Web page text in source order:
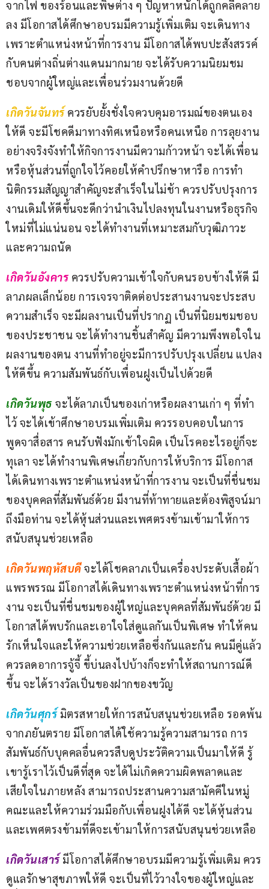
จากไฟ ของร้อนและพิษต่าง ๆ ปัญหาหนักได้ถูกคลี่คลาย
ลง มีโอกาสได้ศึกษาอบรมมีความรู้เพิ่มเติม จะเดินทาง
เพราะตำแหน่งหน้าที่การงาน มีโอกาสได้พบปะสังสรรค์
กับคนต่างถิ่นต่างแดนมากมาย จะได้รับความนิยมชม
ชอบจากผู้ใหญ่และเพื่อนร่วมงานด้วยดี
เกิดวันจันทร์ ควรยับยั้งชั่งใจควบคุมอารมณ์ของตนเอง
ให้ดี จะมีโชคดีมาทางทิศเหนือหรือคนเหนือ การลุยงาน
อย่างจริงจังทำให้กิจการงานมีความก้าวหน้า จะได้เพื่อน
หรือหุ้นส่วนที่ถูกใจไว้คอยให้คำปรึกษาหารือ การทำ
นิติกรรมสัญญาสำคัญจะสำเร็จในไม่ช้า ควรปรับปรุงการ
งานเดิมให้ดีขึ้นจะดีกว่านำเงินไปลงทุนในงานหรือธุรกิจ
ใหม่ที่ไม่แน่นอน จะได้ทำงานที่เหมาะสมกับวุฒิภาวะ
และความถนัด
เกิดวันอังคาร ควรปรับความเข้าใจกับคนรอบข้างให้ดี มี
ลาภผลเล็กน้อย การเจรจาติดต่อประสานงานจะประสบ
ความสำเร็จ จะมีผลงานเป็นที่ปรากฏ เป็นที่นิยมชมชอบ
ของประชาชน จะได้ทำงานชิ้นสำคัญ มีความพึงพอใจใน
ผลงานของตน งานที่ทำอยู่จะมีการปรับปรุงเปลี่ยน แปลง
ให้ดีขึ้น ความสัมพันธ์กับเพื่อนฝูงเป็นไปด้วยดี
เกิดวันพุธ จะได้ลาภเป็นของเก่าหรือผลงานเก่า ๆ ที่ทำ
ไว้ จะได้เข้าศึกษาอบรมเพิ่มเติม ควรรอบคอบในการ
พูดจาสื่อสาร คนรับฟังมักเข้าใจผิด เป็นโรคอะไรอยู่ก็จะ
ทุเลา จะได้ทำงานพิเศษเกี่ยวกับการให้บริการ มีโอกาส
ได้เดินทางเพราะตำแหน่งหน้าที่การงาน จะเป็นที่ชื่นชม
ของบุคคลที่สัมพันธ์ด้วย มีงานที่ท้าทายและต้องพิสูจน์มา
ถึงมือท่าน จะได้หุ้นส่วนและเพศตรงข้ามเข้ามาให้การ
สนับสนุนช่วยเหลือ
เกิดวันพฤหัสบดีจะได้โชคลาภเป็นเครื่องประดับเสื้อผ้า
แพรพรรณ มีโอกาสได้เดินทางเพราะตำแหน่งหน้าที่การ
งาน จะเป็นที่ชื่นชมของผู้ใหญ่และบุคคลที่สัมพันธ์ด้วย มี
โอกาสได้พบรักและเอาใจใส่ดูแลกันเป็นพิเศษ ทำให้คน
รักเห็นใจและให้ความช่วยเหลือซึ่งกันและกัน คนมีคู่แล้ว
ควรลดอาการจู้จี้ ขี้บ่นลงไปบ้างก็จะทำให้สถานการณ์ดี
ขึ้น จะได้รางวัลเป็นของฝากของขวัญ
เกิดวันศุกร์ มิตรสหายให้การสนับสนุนช่วยเหลือ รอดพ้น
จากภยันตราย มีโอกาสได้ใช้ความรู้ความสามารถ การ
สัมพันธ์กับบุคคลอื่นควรสืบดูประวัติความเป็นมาให้ดี รู้
เขารู้เราไว้เป็นดีที่สุด จะได้ไม่เกิดความผิดพลาดและ
เสียใจในภายหลัง สามารถประสานความสามัคคีในหมู่
คณะและให้ความร่วมมือกับเพื่อนฝูงได้ดี จะได้หุ้นส่วน
และเพศตรงข้ามที่ดีจะเข้ามาให้การสนับสนุนช่วยเหลือ
เกิดวันเสาร์ มีโอกาสได้ศึกษาอบรมมีความรู้เพิ่มเติม ควร
ดูแลรักษาสุขภาพให้ดี จะเป็นที่ไว้วางใจของผู้ใหญ่และ